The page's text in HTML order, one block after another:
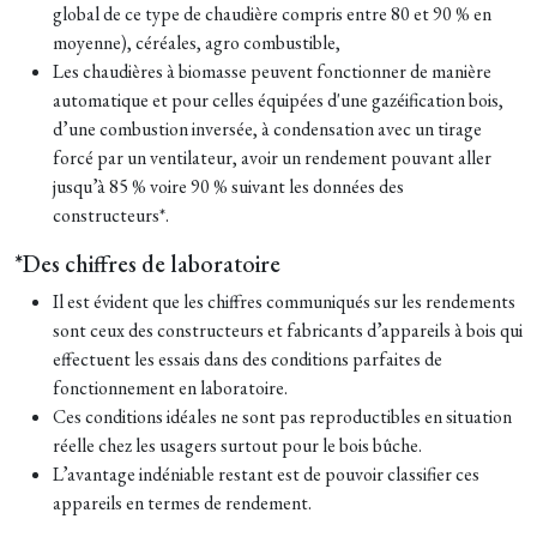
global de ce type de chaudière compris entre 80 et 90 % en
moyenne), céréales, agro combustible,
Les chaudières à biomasse peuvent fonctionner de manière
automatique et pour celles équipées d'une gazéification bois,
d’une combustion inversée, à condensation avec un tirage
forcé par un ventilateur, avoir un rendement pouvant aller
jusqu’à 85 % voire 90 % suivant les données des
constructeurs*.
*Des chiffres de laboratoire
Il est évident que les chiffres communiqués sur les rendements
sont ceux des constructeurs et fabricants d’appareils à bois qui
effectuent les essais dans des conditions parfaites de
fonctionnement en laboratoire.
Ces conditions idéales ne sont pas reproductibles en situation
réelle chez les usagers surtout pour le bois bûche.
L’avantage indéniable restant est de pouvoir classifier ces
appareils en termes de rendement.